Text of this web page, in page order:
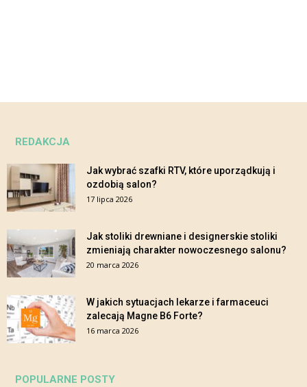
REDAKCJA
Jak wybrać szafki RTV, które uporządkują i
ozdobią salon?
17 lipca 2026
Jak stoliki drewniane i designerskie stoliki
zmieniają charakter nowoczesnego salonu?
20 marca 2026
W jakich sytuacjach lekarze i farmaceuci
zalecają Magne B6 Forte?
16 marca 2026
POPULARNE POSTY